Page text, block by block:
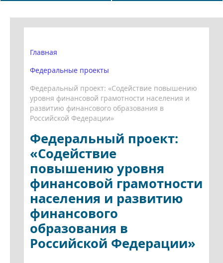
Главная
Федеральные проекты
Федеральный проект: «Содействие повышению
уровня финансовой грамотности населения и
развитию финансового образования в
Российской Федерации»
Федеральный проект:
«Содействие
повышению уровня
финансовой грамотности
населения и развитию
финансового
образования в
Российской Федерации»